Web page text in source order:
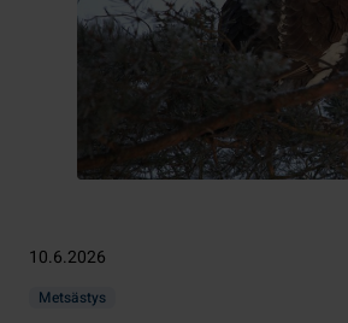
10.6.2026
Metsästys